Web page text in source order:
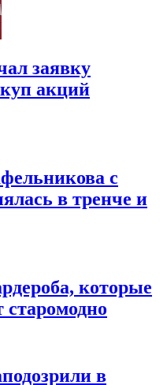
заявку
акций
с
в тренче и
которые
старомодно
в